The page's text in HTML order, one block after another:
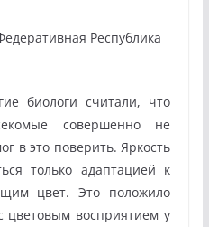
Республика
биологи считали, что
совершенно не
в это поверить. Яркость
только адаптацией к
цвет. Это положило
цветовым восприятием у